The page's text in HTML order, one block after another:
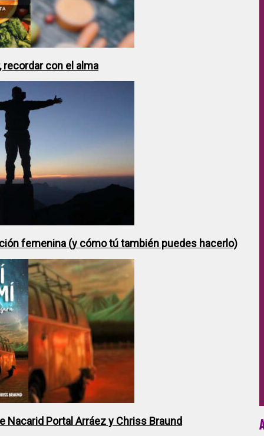
recordar con el alma
femenina (y cómo tú también puedes hacerlo)
Nacarid Portal Arráez y Chriss Braund